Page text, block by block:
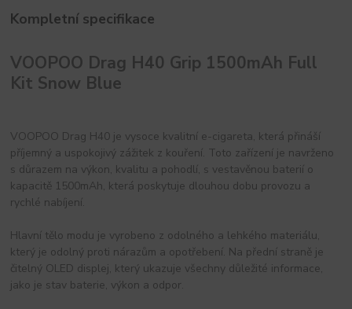
Kompletní specifikace
VOOPOO Drag H40 Grip 1500mAh Full
Kit Snow Blue
VOOPOO Drag H40 je vysoce kvalitní e-cigareta, která přináší
příjemný a uspokojivý zážitek z kouření. Toto zařízení je navrženo
s důrazem na výkon, kvalitu a pohodlí, s vestavěnou baterií o
kapacitě 1500mAh, která poskytuje dlouhou dobu provozu a
rychlé nabíjení.
Hlavní tělo modu je vyrobeno z odolného a lehkého materiálu,
který je odolný proti nárazům a opotřebení. Na přední straně je
čitelný OLED displej, který ukazuje všechny důležité informace,
jako je stav baterie, výkon a odpor.